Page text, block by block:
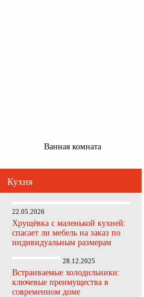
Ванная комната
Кухня
22.05.2026
Хрущёвка с маленькой кухней:
спасает ли мебель на заказ по
индивидуальным размерам
28.12.2025
Встраиваемые холодильники:
ключевые преимущества в
современном доме